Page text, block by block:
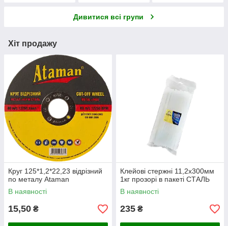
Дивитися всі групи
Хіт продажу
Круг 125*1,2*22,23 відрізний
по металу Ataman
В наявності
15,50 ₴
Клейові стержні 11,2х300мм
1кг прозорі в пакеті СТАЛЬ
В наявності
235 ₴